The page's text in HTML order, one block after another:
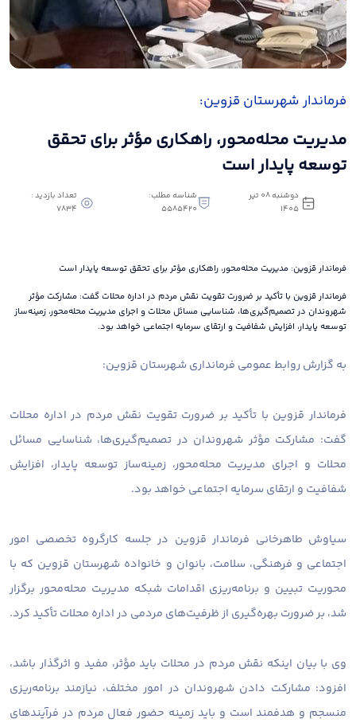
فرماندار شهرستان قزوین:
مدیریت محله‌محور، راهکاری مؤثر برای تحقق
توسعه پایدار است
دوشنبه 08 تیر
1405
شناسه مطلب:
5585420
تعداد بازدید :
7834
فرماندار قزوین: مدیریت محله‌محور، راهکاری مؤثر برای تحقق توسعه پایدار است
فرماندار قزوین با تأکید بر ضرورت تقویت نقش مردم در اداره محلات گفت: مشارکت مؤثر
شهروندان در تصمیم‌گیری‌ها، شناسایی مسائل محلات و اجرای مدیریت محله‌محور، زمینه‌ساز
توسعه پایدار، افزایش شفافیت و ارتقای سرمایه اجتماعی خواهد بود.
به گزارش روابط عمومی فرمانداری شهرستان قزوین:
فرماندار قزوین با تأکید بر ضرورت تقویت نقش مردم در اداره محلات
گفت: مشارکت مؤثر شهروندان در تصمیم‌گیری‌ها، شناسایی مسائل
محلات و اجرای مدیریت محله‌محور، زمینه‌ساز توسعه پایدار، افزایش
شفافیت و ارتقای سرمایه اجتماعی خواهد بود.
سیاوش طاهرخانی فرماندار قزوین در جلسه کارگروه تخصصی امور
اجتماعی و فرهنگی، سلامت، بانوان و خانواده شهرستان قزوین که با
محوریت تبیین و برنامه‌ریزی اقدامات شبکه مدیریت محله‌محور برگزار
شد، بر ضرورت بهره‌گیری از ظرفیت‌های مردمی در اداره محلات تأکید کرد.
وی با بیان اینکه نقش مردم در محلات باید مؤثر، مفید و اثرگذار باشد،
افزود: مشارکت دادن شهروندان در امور مختلف، نیازمند برنامه‌ریزی
منسجم و هدفمند است و باید زمینه حضور فعال مردم در فرآیندهای